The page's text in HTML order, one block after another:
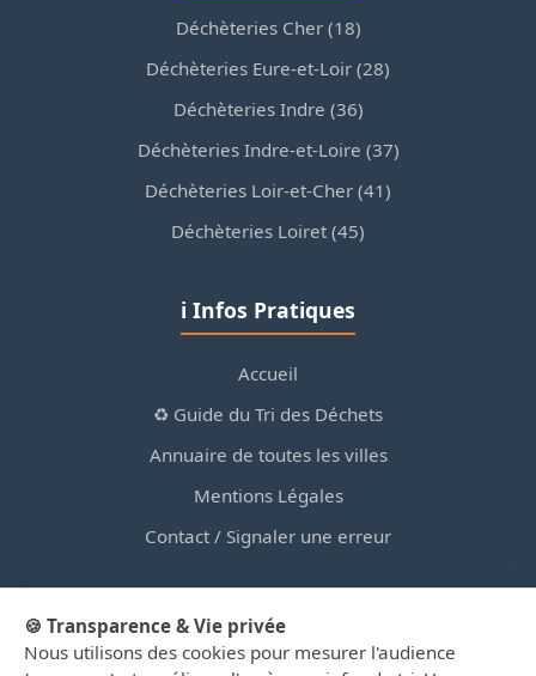
Déchèteries Cher (18)
Déchèteries Eure-et-Loir (28)
Déchèteries Indre (36)
Déchèteries Indre-et-Loire (37)
Déchèteries Loir-et-Cher (41)
Déchèteries Loiret (45)
ℹ️ Infos Pratiques
Accueil
♻️ Guide du Tri des Déchets
Annuaire de toutes les villes
Mentions Légales
Contact / Signaler une erreur
© 2026 PortailDesDechetsEnRegionCentre.fr — Site
🍪 Transparence & Vie privée
Nous utilisons des cookies pour mesurer l'audience